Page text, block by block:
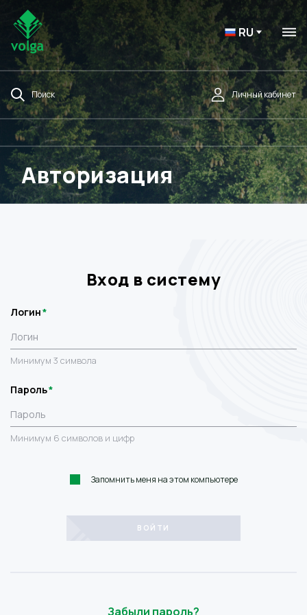
RU
Поиск Личный кабинет
Авторизация
Вход в систему
Логин
Минимум 3 символа
Пароль
Минимум 6 символов и цифр
Запомнить меня на этом компьютере
Забыли пароль?